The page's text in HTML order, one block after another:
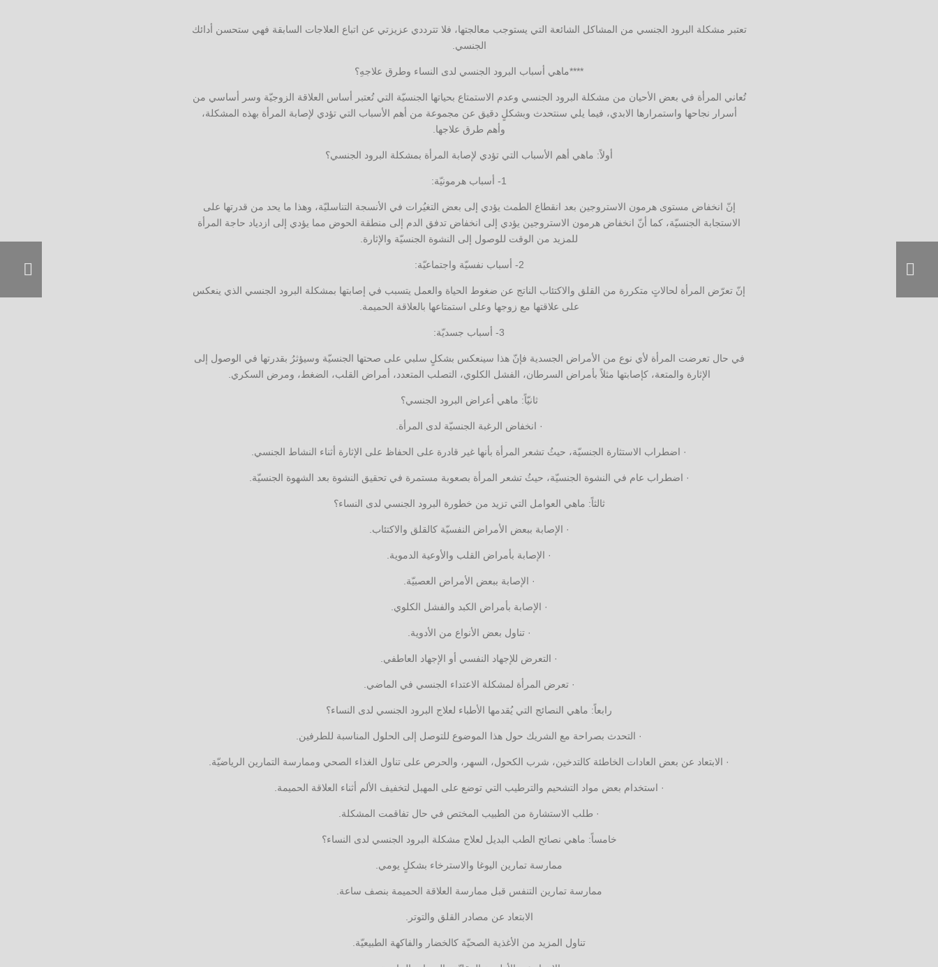
تعتبر مشكلة البرود الجنسي من المشاكل الشائعة التي يستوجب معالجتها، فلا تترددي عزيزتي عن اتباع العلاجات السابقة فهي ستحسن أدائك
الجنسي.
****ماهي أسباب البرود الجنسي لدى النساء وطرق علاجهِ؟
تُعاني المرأة في بعض الأحيان من مشكلة البرود الجنسي وعدم الاستمتاع بحياتها الجنسيّة التي تُعتبر أساس العلاقة الزوجيّة وسر أساسي من
أسرار نجاحها واستمرارها الابدي، فيما يلي سنتحدث وبشكلٍ دقيق عن مجموعة من أهم الأسباب التي تؤدي لإصابة المرأة بهذه المشكلة،
وأهم طرق علاجها.
أولاً: ماهي أهم الأسباب التي تؤدي لإصابة المرأة بمشكلة البرود الجنسي؟
1- أسباب هرمونيّة:
إنّ انخفاض مستوى هرمون الاستروجين بعد انقطاع الطمث يؤدي إلى بعض التغيُرات في الأنسجة التناسليّة، وهذا ما يحد من قدرتها على
الاستجابة الجنسيّة، كما أنّ انخفاض هرمون الاستروجين يؤدي إلى انخفاض تدفق الدم إلى منطقة الحوض مما يؤدي إلى ازدياد حاجة المرأة
للمزيد من الوقت للوصول إلى النشوة الجنسيّة والإثارة.
2- أسباب نفسيّة واجتماعيّة:
إنّ تعرّض المرأة لحالاتٍ متكررة من القلق والاكتئاب الناتج عن ضغوط الحياة والعمل يتسبب في إصابتها بمشكلة البرود الجنسي الذي ينعكس
على علاقتها مع زوجها وعلى استمتاعها بالعلاقة الحميمة.
3- أسباب جسديّة:
في حال تعرضت المرأة لأي نوع من الأمراض الجسدية فإنّ هذا سينعكس بشكلٍ سلبي على صحتها الجنسيّة وسيؤثرُ بقدرتها في الوصول إلى
الإثارة والمتعة، كإصابتها مثلاً بأمراض السرطان، الفشل الكلوي، التصلب المتعدد، أمراض القلب، الضغط، ومرض السكري.
ثانيّاً: ماهي أعراض البرود الجنسي؟
· انخفاض الرغبة الجنسيّة لدى المرأة.
· اضطراب الاستثارة الجنسيّة، حيثُ تشعر المرأة بأنها غير قادرة على الحفاظ على الإثارة أثناء النشاط الجنسي.
· اضطراب عام في النشوة الجنسيّة، حيثُ تشعر المرأة بصعوبة مستمرة في تحقيق النشوة بعد الشهوة الجنسيّة.
ثالثاً: ماهي العوامل التي تزيد من خطورة البرود الجنسي لدى النساء؟
· الإصابة ببعض الأمراض النفسيّة كالقلق والاكتئاب.
· الإصابة بأمراض القلب والأوعية الدموية.
· الإصابة ببعض الأمراض العصبيّة.
· الإصابة بأمراض الكبد والفشل الكلوي.
· تناول بعض الأنواع من الأدوية.
· التعرض للإجهاد النفسي أو الإجهاد العاطفي.
· تعرض المرأة لمشكلة الاعتداء الجنسي في الماضي.
رابعاً: ماهي النصائج التي يُقدمها الأطباء لعلاج البرود الجنسي لدى النساء؟
· التحدث بصراحة مع الشريك حول هذا الموضوع للتوصل إلى الحلول المناسبة للطرفين.
· الابتعاد عن بعض العادات الخاطئة كالتدخين، شرب الكحول، السهر، والحرص على تناول الغذاء الصحي وممارسة التمارين الرياضيّة.
· استخدام بعض مواد التشحيم والترطيب التي توضع على المهبل لتخفيف الألم أثناء العلاقة الحميمة.
· طلب الاستشارة من الطبيب المختص في حال تفاقمت المشكلة.
خامساً: ماهي نصائح الطب البديل لعلاج مشكلة البرود الجنسي لدى النساء؟
ممارسة تمارين اليوغا والاسترخاء بشكلٍ يومي.
ممارسة تمارين التنفس قبل ممارسة العلاقة الحميمة بنصف ساعة.
الابتعاد عن مصادر القلق والتوتر.
تناول المزيد من الأغذية الصحيّة كالخضار والفاكهة الطبيعيّة.